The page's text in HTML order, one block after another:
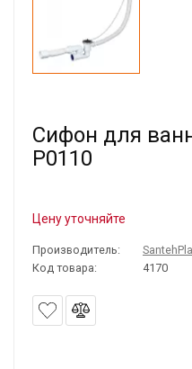
Сифон для
Р0110
Цену уточняйте
Производитель:
Код товара:
4170